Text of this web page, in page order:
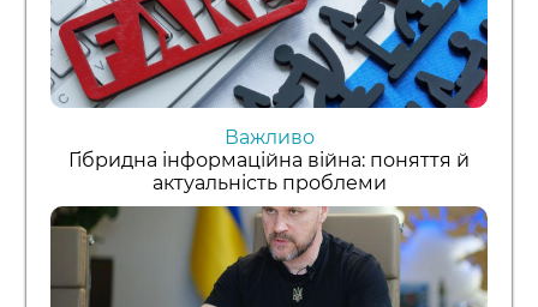
Важливо
Гібридна інформаційна війна: поняття й
актуальність проблеми